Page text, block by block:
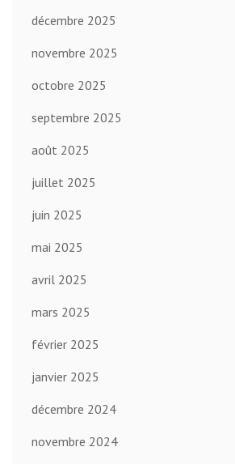
décembre 2025
novembre 2025
octobre 2025
septembre 2025
août 2025
juillet 2025
juin 2025
mai 2025
avril 2025
mars 2025
février 2025
janvier 2025
décembre 2024
novembre 2024